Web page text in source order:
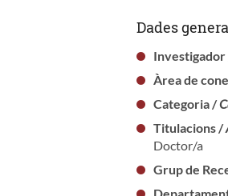
Dades
Àrea de
Categoria /
Titulacions /
Doctor/a
Grup de